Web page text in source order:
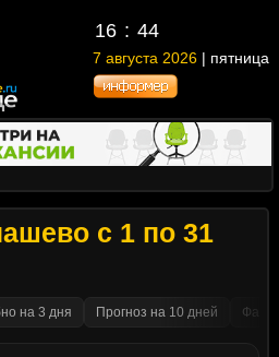
16 44
7 августа 2026 | пятница
с 1 по 31
на 3 дня Прогноз на 10 дней